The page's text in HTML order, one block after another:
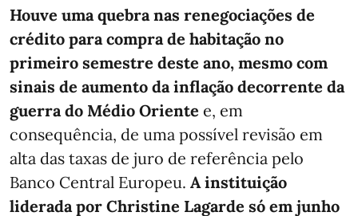
Houve uma quebra nas renegociações de
crédito para compra de habitação no
primeiro semestre deste ano, mesmo com
sinais de aumento da inflação decorrente da
guerra do Médio Oriente e, em
consequência, de uma possível revisão em
alta das taxas de juro de referência pelo
Banco Central Europeu. A instituição
liderada por Christine Lagarde só em junho